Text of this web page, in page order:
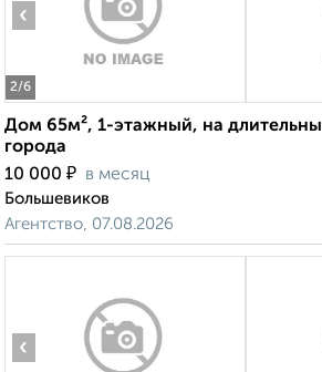
2/6
‹
Дом 65м², 1-этажный, на
города
10 000 ₽ в месяц
Большевиков
Агентство, 07.08.2026
‹